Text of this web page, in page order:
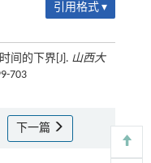
引用格式 ▾
间的下界[J]. 山西大
703
下一篇